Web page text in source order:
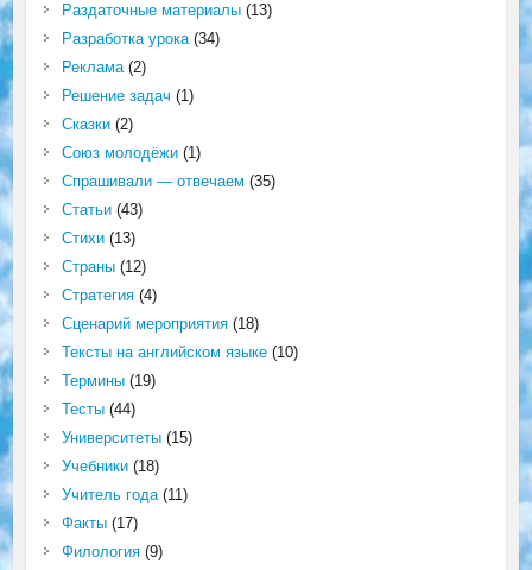
Раздаточные материалы(13)
Разработка урока(34)
Реклама(2)
Решение задач (1)
Сказки(2)
Союз молодёжи(1)
Спрашивали — отвечаем (35)
Статьи(43)
Стихи(13)
Страны(12)
Стратегия(4)
Сценарий мероприятия(18)
Тексты на английском языке(10)
Термины(19)
Тесты(44)
Университеты(15)
Учебники(18)
Учитель года(11)
Факты(17)
Филология(9)